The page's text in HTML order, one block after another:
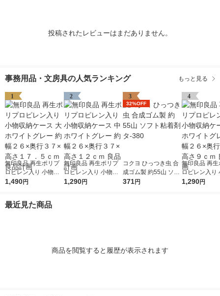
投稿されたレビューはまだありません。
事務用品・文房具の人気ランキング もっと見る
1
無印良品 再生ポリプ
ロピレン入り 小物収
納ケース 大 ホワイト
ｍ 良品計画
1,490円
2
無印良品 再生ポリプ
ロピレン入り 小物収
納ケース 中 ホワイト
1,290円
3
32%OFF
コクヨ ひっつき虫 合
成ゴム製 約55山 ソフ
ト粘着剤 タ-380
371円
4
無印良品 再生
ロピレン入り
納ケース 小
1,290円
最近見た商品
商品を閲覧すると履歴が表示されます